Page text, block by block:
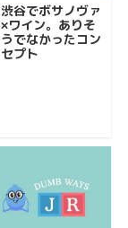
渋谷でボサノヴァ
×ワイン。ありそ
うでなかったコン
セプト